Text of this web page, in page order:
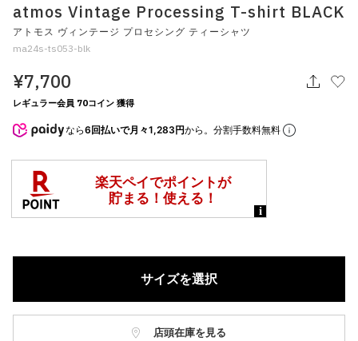
atmos Vintage Processing T-shirt BLACK
アトモス ヴィンテージ プロセシング ティーシャツ
ma24s-ts053-blk
¥7,700
レギュラー会員 70コイン 獲得
なら6回払いで月々1,283円から。分割手数料無料
サイズを選択
店頭在庫を見る